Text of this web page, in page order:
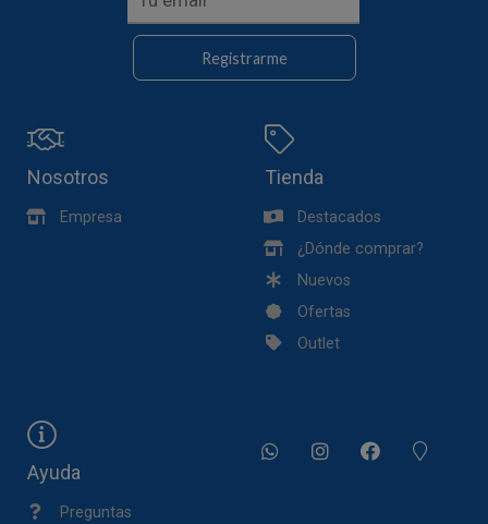
Registrarme
Nosotros
Empresa
Tienda
Destacados
¿Dónde comprar?
Nuevos
Ofertas
Outlet
Ayuda
Preguntas